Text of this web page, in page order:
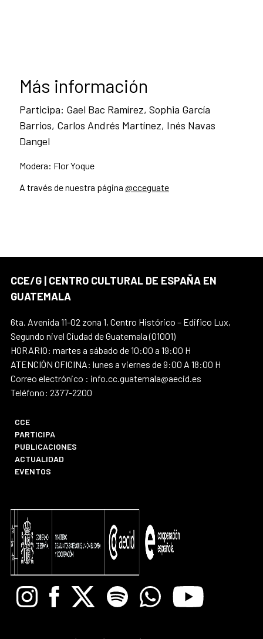
Más información
Participa: Gael Bac Ramírez, Sophia García
Barrios, Carlos Andrés Martínez, Inés Navas
Dangel
Modera: Flor Yoque
A través de nuestra página @cceguate
CCE/G | CENTRO CULTURAL DE ESPAÑA EN
GUATEMALA
6ta. Avenida 11-02 zona 1, Centro Histórico – Edifico Lux,
Segundo nivel Ciudad de Guatemala (01001)
HORARIO: martes a sábado de 10:00 a 19:00 H
ATENCIÓN OFICINA: lunes a viernes de 9:00 A 18:00 H
Correo electrónico : info.cc.guatemala@aecid.es
Teléfono: 2377-2200
CCE
PARTICIPA
PUBLICACIONES
ACTUALIDAD
EVENTOS
InstagramFacebook
X Spotify WhatsappYoutube